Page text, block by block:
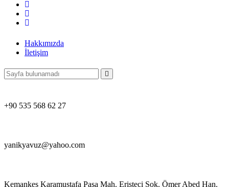
Hakkımızda
İletişim
+90 535 568 62 27
yanikyavuz@yahoo.com
Kemankeş Karamustafa Paşa Mah. Erişteci Sok. Ömer Abed Han.